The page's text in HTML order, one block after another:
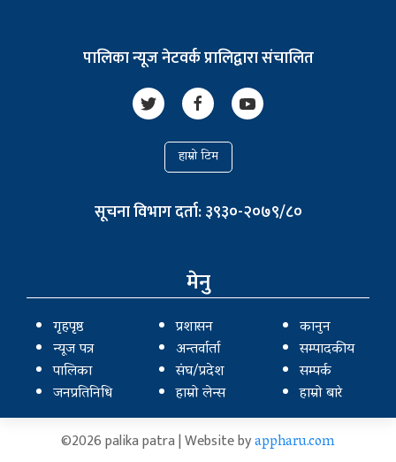
पालिका न्यूज नेटवर्क प्रालिद्वारा संचालित
हाम्रो टिम
सूचना विभाग दर्ता: ३९३०-२०७९/८०
मेनु
गृहपृष्ठ
न्यूज पत्र
पालिका
जनप्रतिनिधि
प्रशासन
अन्तर्वार्ता
संघ/प्रदेश
हाम्रो लेन्स
कानुन
सम्पादकीय
सम्पर्क
हाम्रो बारे
©2026 palika patra | Website byappharu.com